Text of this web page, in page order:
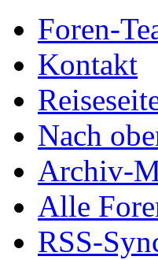
Foren-
Kontakt
Nach
Archiv-
Alle
RSS-